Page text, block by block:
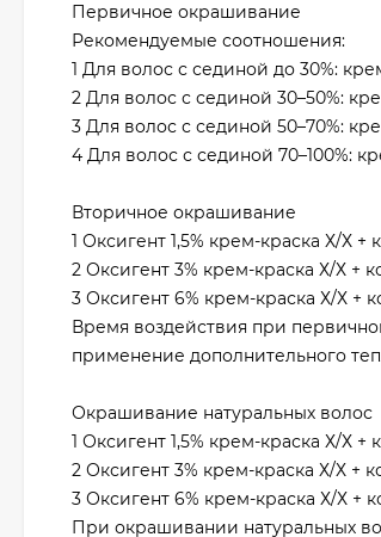
Первичное окрашивание
Рекомендуемые соотношения:
1 Для волос с сединой до 30%:
2 Для волос с сединой 30–50%:
3 Для волос с сединой 50–70%:
4 Для волос с сединой 70–100%:
Вторичное окрашивание
1 Оксигент 1,5% крем-краска Х/Х
2 Оксигент 3% крем-краска Х/Х +
3 Оксигент 6% крем-краска Х/Х +
Время воздействия при
применение дополнительного
Окрашивание натуральных волос
1 Оксигент 1,5% крем-краска Х/Х
2 Оксигент 3% крем-краска Х/Х +
3 Оксигент 6% крем-краска Х/Х +
При окрашивании натуральных